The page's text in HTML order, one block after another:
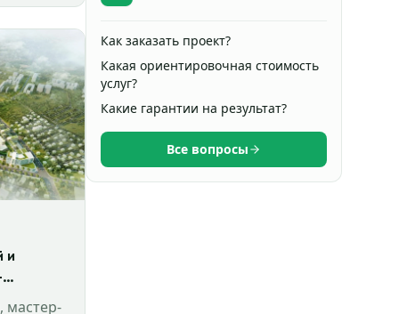
и
мастер-
Как заказать проект?
Какая ориентировочная стоимость
услуг?
Какие гарантии на результат?
Все вопросы